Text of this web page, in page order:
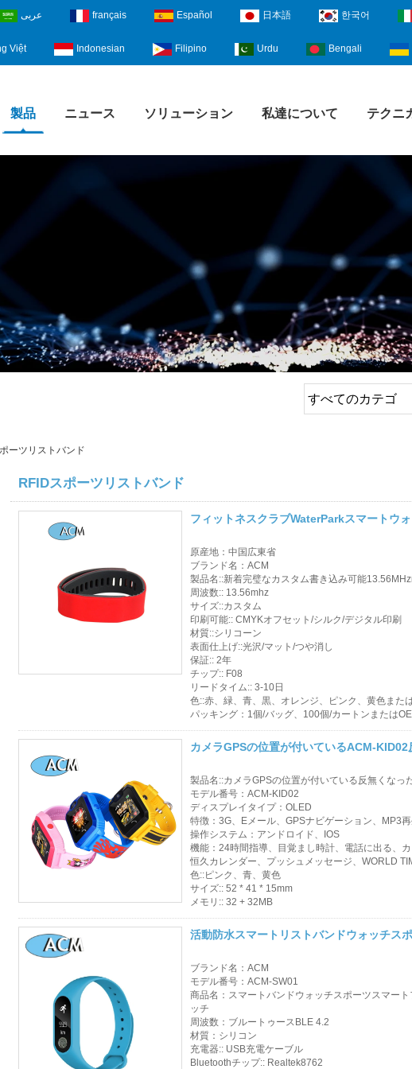
عربى français Español 日本語 한국어
Việt Indonesian Filipino Urdu Bengali
製品 ニュース ソリューション 私達について テクニ
すべてのカテゴ
ネットワークカメラ
アクセス制御
アクセス コントロー
ル カード
リーダー
製品を選択してくだ
さい
グ/プレラムシート
ーホルダー
RFIDリストバンド
ーツリストバンド
RFIDスポーツリストバンド
フィットネスクラブWaterParkスマートウ
原産地：中国広東省
ブランド名：ACM
製品名::新着完璧なカスタム書き込み可能
周波数:: 13.56mhz
サイズ::カスタム
印刷可能:: CMYKオフセット/シルク/デジタル印刷
材質::シリコーン
表面仕上げ::光沢/マット/つや消し
保証:: 2年
チップ:: F08
リードタイム:: 3-10日
色::赤、緑、青、黒、オレンジ、ピンク、黄色また
パッキング：1個/バッグ、100個/カートンまたは
カメラGPSの位置が付いているACM-
製品名::カメラGPSの位置が付いている反無くなっ
モデル番号：ACM-KID02
ディスプレイタイプ：OLED
特徴：3G、Eメール、GPSナビゲーション、MP3
操作システム：アンドロイド、IOS
機能：24時間指導、目覚まし時計、電話に出る、
恒久カレンダー、プッシュメッセージ、WORLD
色::ピンク、青、黄色
サイズ:: 52 * 41 * 15mm
メモリ:: 32 + 32MB
活動防水スマートリストバンドウォッチス
ブランド名：ACM
モデル番号：ACM-SW01
商品名：スマートバンドウォッチスポーツスマー
ッチ
周波数：ブルートゥースBLE 4.2
材質：シリコン
充電器:: USB充電ケーブル
Bluetoothチップ:: Realtek8762